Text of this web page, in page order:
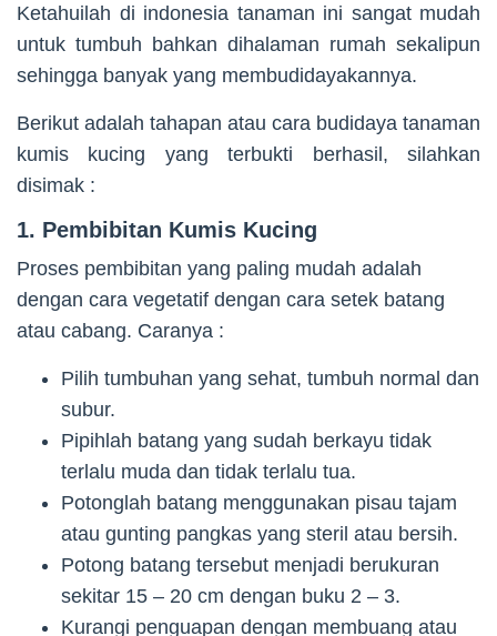
Ketahuilah di indonesia tanaman ini sangat mudah
untuk tumbuh bahkan dihalaman rumah sekalipun
sehingga banyak yang membudidayakannya.
Berikut adalah tahapan atau cara budidaya tanaman
kumis kucing yang terbukti berhasil, silahkan
disimak :
1. Pembibitan Kumis Kucing
Proses pembibitan yang paling mudah adalah
dengan cara vegetatif dengan cara setek batang
atau cabang. Caranya :
Pilih tumbuhan yang sehat, tumbuh normal dan
subur.
Pipihlah batang yang sudah berkayu tidak
terlalu muda dan tidak terlalu tua.
Potonglah batang menggunakan pisau tajam
atau gunting pangkas yang steril atau bersih.
Potong batang tersebut menjadi berukuran
sekitar 15 – 20 cm dengan buku 2 – 3.
Kurangi penguapan dengan membuang atau